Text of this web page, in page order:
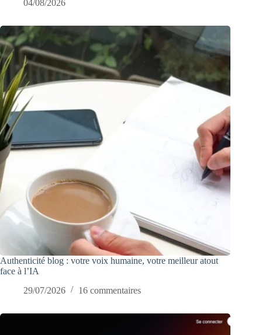
04/08/2026
Authenticité blog : votre voix humaine, votre meilleur atout
face à l’IA
29/07/2026
16 commentaires